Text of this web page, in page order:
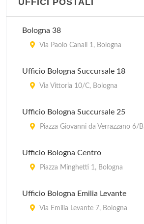
Pro Loco
Pro Loco
Pro Loco
Pro Loco
UFFICI POSTALI
Bologna 38
Via Paolo Canali 1, Bologna
Ufficio Bologna Succursale 18
Via Vittoria 10/C, Bologna
Ufficio Bologna Succursale 25
Piazza Giovanni da Verrazzano 6/
Ufficio Bologna Centro
Piazza Minghetti 1, Bologna
Ufficio Bologna Emilia Levante
Via Emilia Levante 7, Bologna